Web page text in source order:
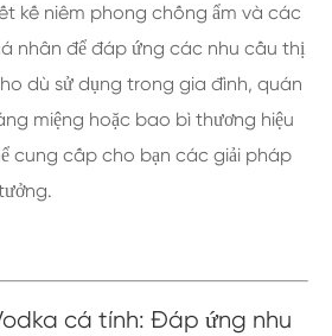
kế niêm phong chống ẩm và các
nhân để đáp ứng các nhu cầu thị
dù sử dụng trong gia đình, quán
miệng hoặc bao bì thương hiệu
cung cấp cho bạn các giải pháp
cá tính: Đáp ứng nhu